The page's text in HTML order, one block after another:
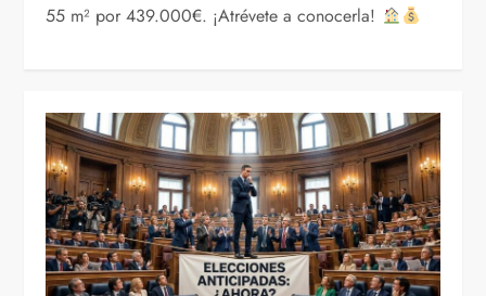
55 m² por 439.000€. ¡Atrévete a conocerla!